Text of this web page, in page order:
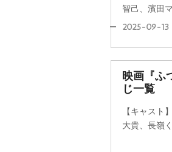
智己、濱田
2025-09-13
映画『ふ
じ一覧
【キャスト
大貴、長嶺